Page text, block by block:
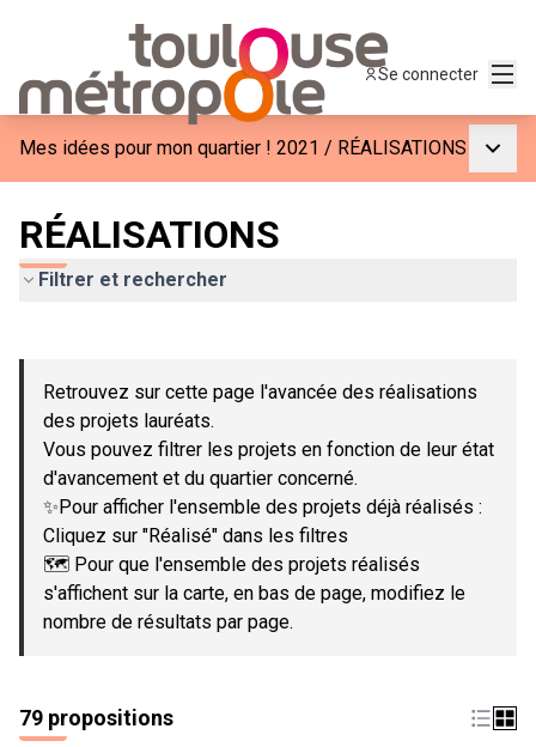
Se connecter
Mes idées pour mon quartier ! 2021 / RÉALISATIONS
RÉALISATIONS
Filtrer et rechercher
−
Retrouvez sur cette page l'avancée des réalisations
des projets lauréats.
Vous pouvez filtrer les projets en fonction de leur état
d'avancement et du quartier concerné.
✨Pour afficher l'ensemble des projets déjà réalisés :
Cliquez sur "Réalisé" dans les filtres
🗺️ Pour que l'ensemble des projets réalisés
s'affichent sur la carte, en bas de page, modifiez le
nombre de résultats par page.
79 propositions